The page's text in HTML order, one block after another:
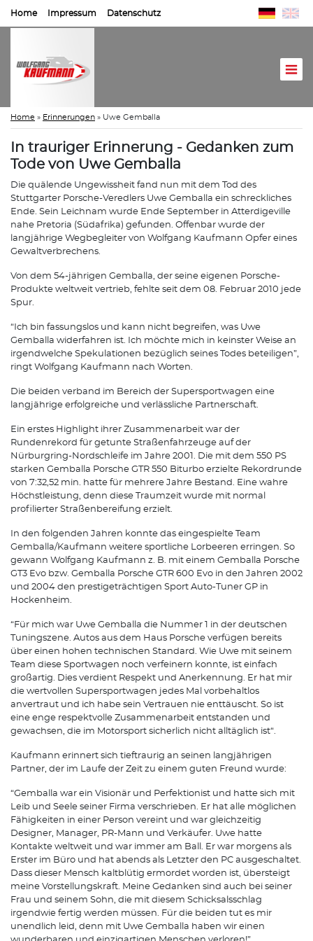
Home Impressum Datenschutz
Home » Erinnerungen » Uwe Gemballa
In trauriger Erinnerung - Gedanken zum
Tode von Uwe Gemballa
Die quälende Ungewissheit fand nun mit dem Tod des
Stuttgarter Porsche-Veredlers Uwe Gemballa ein schreckliches
Ende. Sein Leichnam wurde Ende September in Atterdigeville
nahe Pretoria (Südafrika) gefunden. Offenbar wurde der
langjährige Wegbegleiter von Wolfgang Kaufmann Opfer eines
Gewaltverbrechens.
Von dem 54-jährigen Gemballa, der seine eigenen Porsche-
Produkte weltweit vertrieb, fehlte seit dem 08. Februar 2010 jede
Spur.
“Ich bin fassungslos und kann nicht begreifen, was Uwe
Gemballa widerfahren ist. Ich möchte mich in keinster Weise an
irgendwelche Spekulationen bezüglich seines Todes beteiligen”,
ringt Wolfgang Kaufmann nach Worten.
Die beiden verband im Bereich der Supersportwagen eine
langjährige erfolgreiche und verlässliche Partnerschaft.
Ein erstes Highlight ihrer Zusammenarbeit war der
Rundenrekord für getunte Straßenfahrzeuge auf der
Nürburgring-Nordschleife im Jahre 2001. Die mit dem 550 PS
starken Gemballa Porsche GTR 550 Biturbo erzielte Rekordrunde
von 7:32,52 min. hatte für mehrere Jahre Bestand. Eine wahre
Höchstleistung, denn diese Traumzeit wurde mit normal
profilierter Straßenbereifung erzielt.
In den folgenden Jahren konnte das eingespielte Team
Gemballa/Kaufmann weitere sportliche Lorbeeren erringen. So
gewann Wolfgang Kaufmann z. B. mit einem Gemballa Porsche
GT3 Evo bzw. Gemballa Porsche GTR 600 Evo in den Jahren 2002
und 2004 den prestigeträchtigen Sport Auto-Tuner GP in
Hockenheim.
“Für mich war Uwe Gemballa die Nummer 1 in der deutschen
Tuningszene. Autos aus dem Haus Porsche verfügen bereits
über einen hohen technischen Standard. Wie Uwe mit seinem
Team diese Sportwagen noch verfeinern konnte, ist einfach
großartig. Dies verdient Respekt und Anerkennung. Er hat mir
die wertvollen Supersportwagen jedes Mal vorbehaltlos
anvertraut und ich habe sein Vertrauen nie enttäuscht. So ist
eine enge respektvolle Zusammenarbeit entstanden und
gewachsen, die im Motorsport sicherlich nicht alltäglich ist“.
Kaufmann erinnert sich tieftraurig an seinen langjährigen
Partner, der im Laufe der Zeit zu einem guten Freund wurde:
“Gemballa war ein Visionär und Perfektionist und hatte sich mit
Leib und Seele seiner Firma verschrieben. Er hat alle möglichen
Fähigkeiten in einer Person vereint und war gleichzeitig
Designer, Manager, PR-Mann und Verkäufer. Uwe hatte
Kontakte weltweit und war immer am Ball. Er war morgens als
Erster im Büro und hat abends als Letzter den PC ausgeschaltet.
Dass dieser Mensch kaltblütig ermordet worden ist, übersteigt
meine Vorstellungskraft. Meine Gedanken sind auch bei seiner
Frau und seinem Sohn, die mit diesem Schicksalsschlag
irgendwie fertig werden müssen. Für die beiden tut es mir
unendlich leid, denn mit Uwe Gemballa haben wir einen